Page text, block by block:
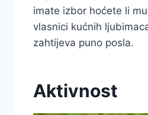
imate izbor hoćete li
vlasnici kućnih
zahtijeva puno posla.
Aktivnost